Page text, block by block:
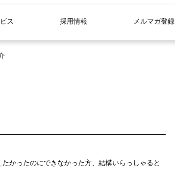
ス 採用情報 メルマガ登録
かったのにできなかった方、結構いらっしゃると